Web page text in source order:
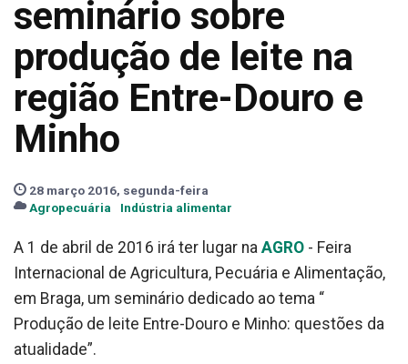
seminário sobre
produção de leite na
região Entre-Douro e
Minho
28 março 2016, segunda-feira
Agropecuária
Indústria alimentar
A 1 de abril de 2016 irá ter lugar na AGRO - Feira
Internacional de Agricultura, Pecuária e Alimentação,
em Braga, um seminário dedicado ao tema “
Produção de leite Entre-Douro e Minho: questões da
atualidade”.